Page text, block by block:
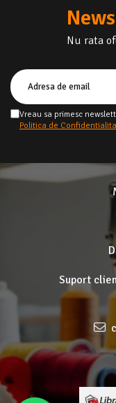
Nu rata
Vreau sa primesc
Politica de
Suport